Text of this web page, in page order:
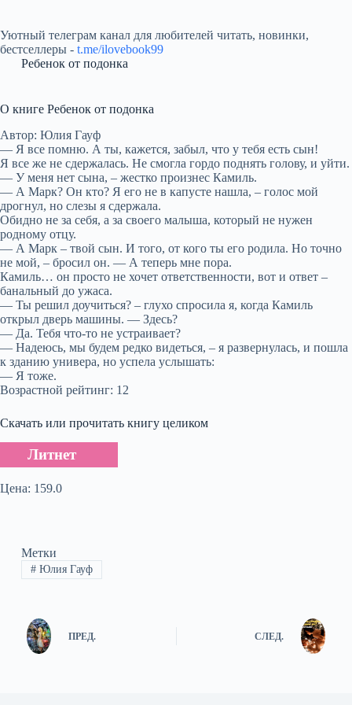
Уютный телеграм канал для любителей читать, новинки,
бестселлеры - t.me/ilovebook99
Ребенок от подонка
О книге Ребенок от подонка
Автор: Юлия Гауф
— Я все помню. А ты, кажется, забыл, что у тебя есть сын!
Я все же не сдержалась. Не смогла гордо поднять голову, и уйти.
— У меня нет сына, – жестко произнес Камиль.
— А Марк? Он кто? Я его не в капусте нашла, – голос мой
дрогнул, но слезы я сдержала.
Обидно не за себя, а за своего малыша, который не нужен
родному отцу.
— А Марк – твой сын. И того, от кого ты его родила. Но точно
не мой, – бросил он. — А теперь мне пора.
Камиль… он просто не хочет ответственности, вот и ответ –
банальный до ужаса.
— Ты решил доучиться? – глухо спросила я, когда Камиль
открыл дверь машины. — Здесь?
— Да. Тебя что-то не устраивает?
— Надеюсь, мы будем редко видеться, – я развернулась, и пошла
к зданию универа, но успела услышать:
— Я тоже.
Возрастной рейтинг: 12
Скачать или прочитать книгу целиком
Литнет
Цена: 159.0
Метки
#Юлия Гауф
ПРЕД. СЛЕД.